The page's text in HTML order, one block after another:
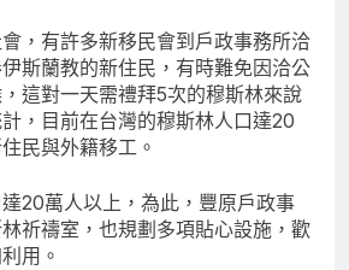
，有許多新移民會到戶政事務所洽
斯蘭教的新住民，有時難免因洽公
這對一天需禮拜5次的穆斯林來說
，目前在台灣的穆斯林人口達20
民與外籍移工。
20萬人以上，為此，豐原戶政事
祈禱室，也規劃多項貼心設施，歡
用。